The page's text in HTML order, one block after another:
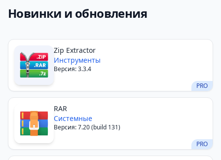
Новинки и обновления
Zip Extractor
Инструменты
Версия: 3.3.4
PRO
RAR
Системные
Версия: 7.20 (build 131)
PRO